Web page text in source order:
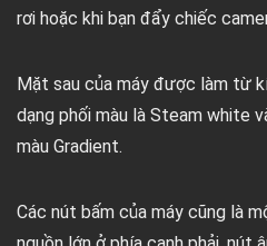
rơi hoặc khi bạn đẩy chiếc
Mặt sau của máy được làm từ
dạng phối màu là Steam white
màu Gradient.
Các nút bấm của máy cũng là